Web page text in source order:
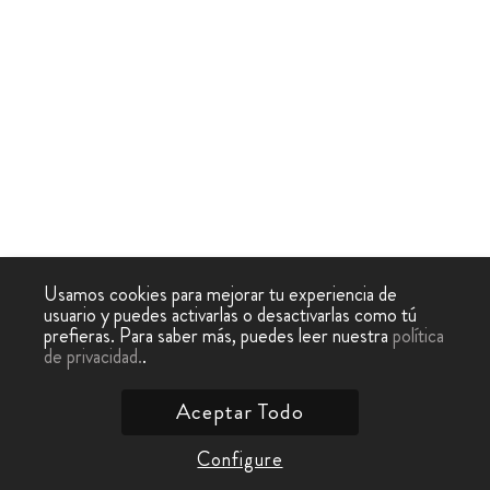
Usamos cookies para mejorar tu experiencia de
usuario y puedes activarlas o desactivarlas como tú
prefieras. Para saber más, puedes leer nuestrapolítica
de privacidad..
Configure
Aceptar Todo